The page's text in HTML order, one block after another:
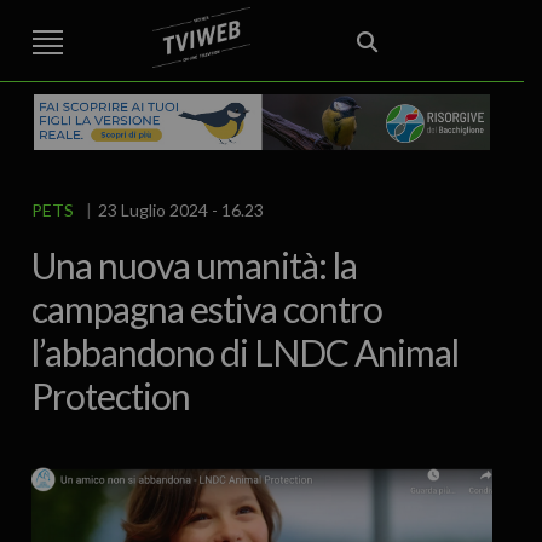
STREET TG CRONACA VENETO
VICENZA E PROVINCIA
AREA BERICA
ECONOMIA ATTUALITA’ POLITICA
EDITORIALE ITALIA E MONDO CURIOSITÀ – LIFESTYLE
CULTURA ARTE
SPORT
IL GRAFFIO FOOD & DRINK FUORIPORTA EROTICO VICENTINO
PETS 23 Luglio 2024 - 16.23
Una nuova umanità: la
campagna estiva contro
l’abbandono di LNDC Animal
Protection